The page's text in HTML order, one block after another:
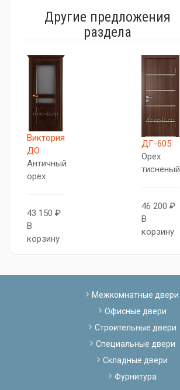
Другие предложения
раздела
Виктория
ДО
Античный
орех
43 150 ₽
В
корзину
ДГ-605
Орех
тисненый
46 200 ₽
В
корзину
Межкомнатные двери
Офисные двери
Строительные двери
Специальные двери
Складные двери
Фурнитура